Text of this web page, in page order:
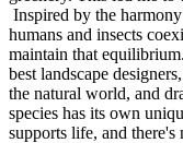
Inspired by the
humans and insects
maintain that
best landscape
the natural world, and
species has its own
supports life, and